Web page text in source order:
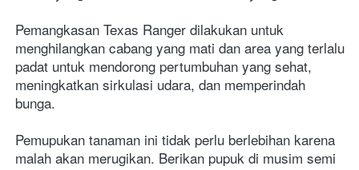
Pemangkasan Texas Ranger dilakukan untuk
menghilangkan cabang yang mati dan area yang terlalu
padat untuk mendorong pertumbuhan yang sehat,
meningkatkan sirkulasi udara, dan memperindah
bunga.
Pemupukan tanaman ini tidak perlu berlebihan karena
malah akan merugikan. Berikan pupuk di musim semi